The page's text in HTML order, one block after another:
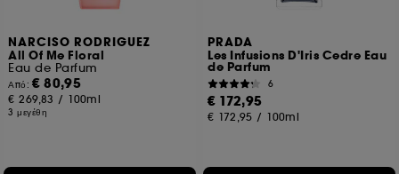
NARCISO RODRIGUEZ
All Of Me Floral
Eau de Parfum
Από:€ 80,95
€ 269,83 / 100ml
3 μεγέθη
PRADA
Les Infusions D'Iris Cedre Eau
de Parfum
6
€ 172,95
€ 172,95 / 100ml